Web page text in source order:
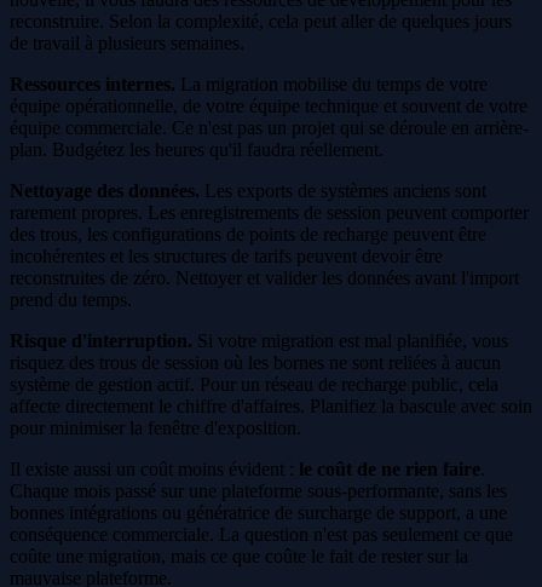
reconstruire. Selon la complexité, cela peut aller de quelques jours
de travail à plusieurs semaines.
Ressources internes. La migration mobilise du temps de votre
équipe opérationnelle, de votre équipe technique et souvent de votre
équipe commerciale. Ce n'est pas un projet qui se déroule en arrière-
plan. Budgétez les heures qu'il faudra réellement.
Nettoyage des données. Les exports de systèmes anciens sont
rarement propres. Les enregistrements de session peuvent comporter
des trous, les configurations de points de recharge peuvent être
incohérentes et les structures de tarifs peuvent devoir être
reconstruites de zéro. Nettoyer et valider les données avant l'import
prend du temps.
Risque d'interruption. Si votre migration est mal planifiée, vous
risquez des trous de session où les bornes ne sont reliées à aucun
système de gestion actif. Pour un réseau de recharge public, cela
affecte directement le chiffre d'affaires. Planifiez la bascule avec soin
pour minimiser la fenêtre d'exposition.
Il existe aussi un coût moins évident : le coût de ne rien faire.
Chaque mois passé sur une plateforme sous-performante, sans les
bonnes intégrations ou génératrice de surcharge de support, a une
conséquence commerciale. La question n'est pas seulement ce que
coûte une migration, mais ce que coûte le fait de rester sur la
mauvaise plateforme.